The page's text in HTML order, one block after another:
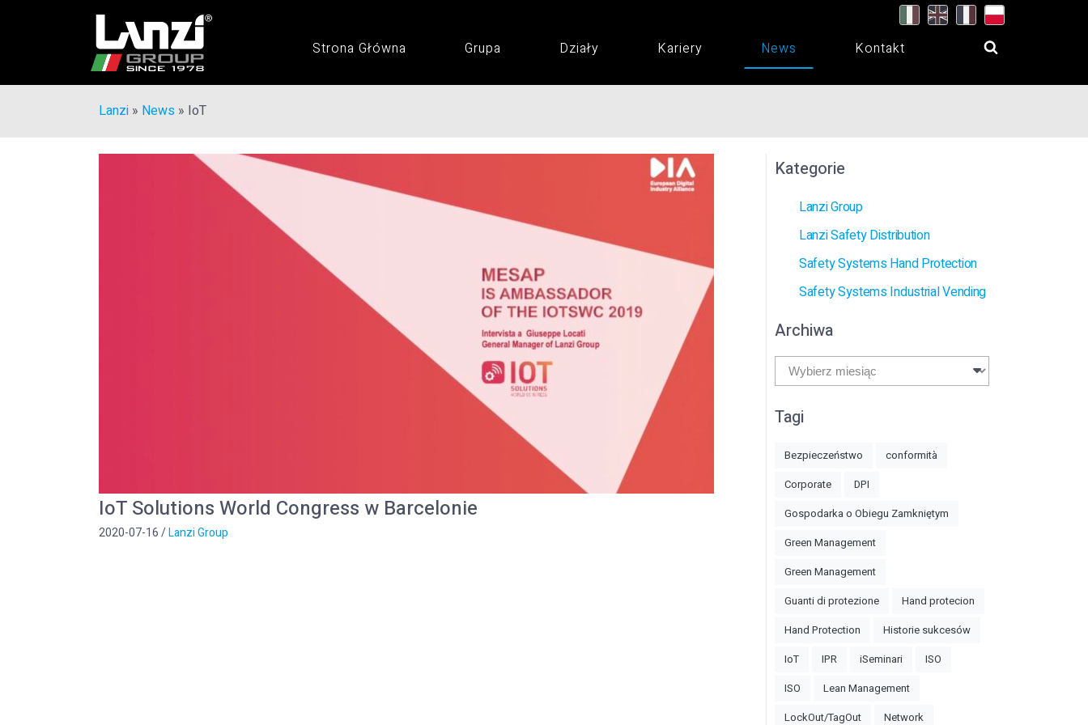
Strona Główna Grupa Działy Kariery News Kontakt
Lanzi » News » IoT
IoT Solutions World Congress w Barcelonie
2020-07-16/Lanzi Group
Kategorie
Lanzi Group
Lanzi Safety Distribution
Safety Systems Hand Protection
Safety Systems Industrial Vending
Archiwa
Archiwa
Tagi
Bezpieczeństwo
conformità
Corporate
DPI
Gospodarka o Obiegu Zamkniętym
Green Management
Green Management
Guanti di protezione
Hand protecion
Hand Protection
Historie sukcesów
IoT
IPR iSeminari
ISO
ISO
Lean Management
LockOut/TagOut
Network